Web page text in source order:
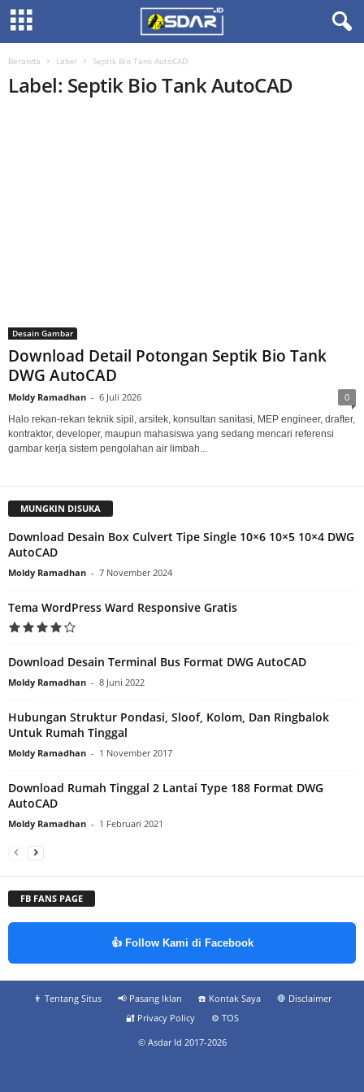
Beranda Label Septik Bio Tank AutoCAD
Label: Septik Bio Tank AutoCAD
Desain Gambar
Download Detail Potongan Septik Bio Tank
DWG AutoCAD
Moldy Ramadhan - 6 Juli 2026 0
Halo rekan-rekan teknik sipil, arsitek, konsultan sanitasi, MEP engineer, drafter,
kontraktor, developer, maupun mahasiswa yang sedang mencari referensi
gambar kerja sistem pengolahan air limbah...
MUNGKIN DISUKA
Download Desain Box Culvert Tipe Single 10×6 10×5 10×4 DWG
AutoCAD
Moldy Ramadhan - 7 November 2024
Tema WordPress Ward Responsive Gratis
Download Desain Terminal Bus Format DWG AutoCAD
Moldy Ramadhan - 8 Juni 2022
Hubungan Struktur Pondasi, Sloof, Kolom, Dan Ringbalok
Untuk Rumah Tinggal
Moldy Ramadhan - 1 November 2017
Download Rumah Tinggal 2 Lantai Type 188 Format DWG
AutoCAD
Moldy Ramadhan - 1 Februari 2021
FB FANS PAGE
👍 Follow Kami di Facebook
👨‍ Tentang Situs 📢 Pasang Iklan ☎️ Kontak Saya
🛑 Disclaimer
🔐 Privacy Policy
⚙️ TOS
© Asdar Id 2017-2026